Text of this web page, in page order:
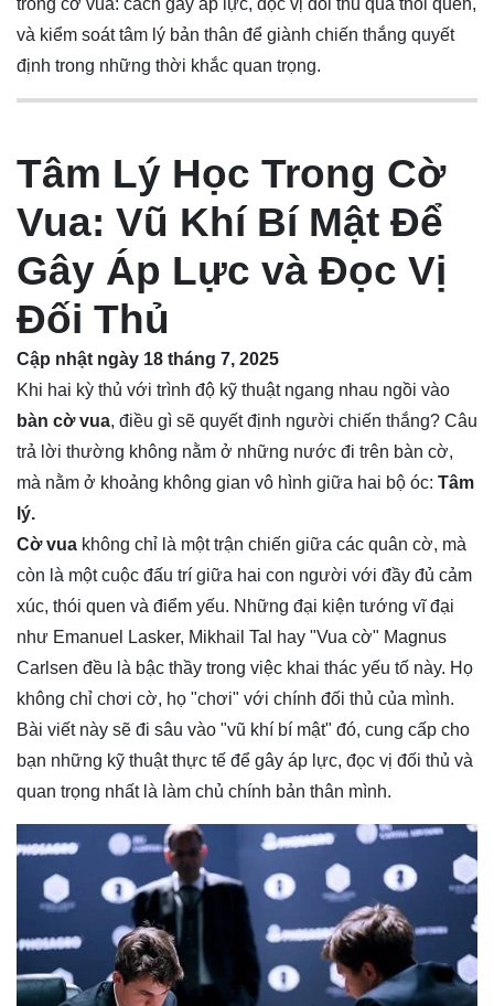
trong cờ vua: cách gây áp lực, đọc vị đối thủ qua thói quen,
và kiểm soát tâm lý bản thân để giành chiến thắng quyết
định trong những thời khắc quan trọng.
Tâm Lý Học Trong Cờ
Vua: Vũ Khí Bí Mật Để
Gây Áp Lực và Đọc Vị
Đối Thủ
Cập nhật ngày 18 tháng 7, 2025
Khi hai kỳ thủ với trình độ kỹ thuật ngang nhau ngồi vào
bàn cờ vua, điều gì sẽ quyết định người chiến thắng? Câu
trả lời thường không nằm ở những nước đi trên bàn cờ,
mà nằm ở khoảng không gian vô hình giữa hai bộ óc: Tâm
lý.
Cờ vua không chỉ là một trận chiến giữa các quân cờ, mà
còn là một cuộc đấu trí giữa hai con người với đầy đủ cảm
xúc, thói quen và điểm yếu. Những đại kiện tướng vĩ đại
như Emanuel Lasker, Mikhail Tal hay "Vua cờ" Magnus
Carlsen đều là bậc thầy trong việc khai thác yếu tố này. Họ
không chỉ chơi cờ, họ "chơi" với chính đối thủ của mình.
Bài viết này sẽ đi sâu vào "vũ khí bí mật" đó, cung cấp cho
bạn những kỹ thuật thực tế để gây áp lực, đọc vị đối thủ và
quan trọng nhất là làm chủ chính bản thân mình.